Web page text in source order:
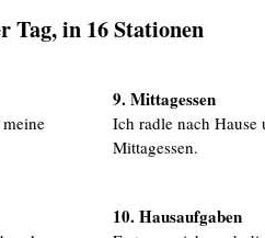
Tag, in 16 Stationen
9. Mittagessen
Ich radle nach Hause
Mittagessen.
10. Hausaufgaben